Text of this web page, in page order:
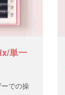
単一
での操